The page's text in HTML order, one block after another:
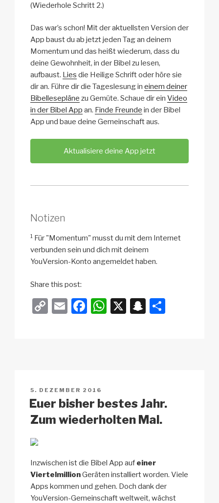
(Wiederhole Schritt 2.)
Das war’s schon! Mit der aktuellsten Version der
App baust du ab jetzt jeden Tag an deinem
Momentum und das heißt wiederum, dass du
deine Gewohnheit, in der Bibel zu lesen,
aufbaust. Lies die Heilige Schrift oder höre sie
dir an. Führe dir die Tageslesung in einem deiner
Bibellesepläne zu Gemüte. Schaue dir ein Video
in der Bibel App an. Finde Freunde in der Bibel
App und baue deine Gemeinschaft aus.
Aktualisiere deine App jetzt
Notizen
1 Für "Momentum" musst du mit dem Internet
verbunden sein und dich mit deinem
YouVersion-Konto angemeldet haben.
Share this post:
C
n
k
E
F
o
o
k
W
p
X
S
at
VERÖFFENTLICHT
AM
5. DEZEMBER 2016
Euer bisher bestes Jahr.
Zum wiederholten Mal.
Inzwischen ist die Bibel App auf einer
ViertelmillionGeräten installiert worden. Viele
Apps kommen und gehen. Doch dank der
YouVersion-Gemeinschaft weltweit, wächst